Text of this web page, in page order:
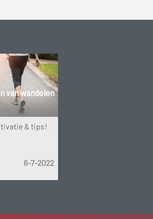
van wandelen
& tips!
6-7-2022